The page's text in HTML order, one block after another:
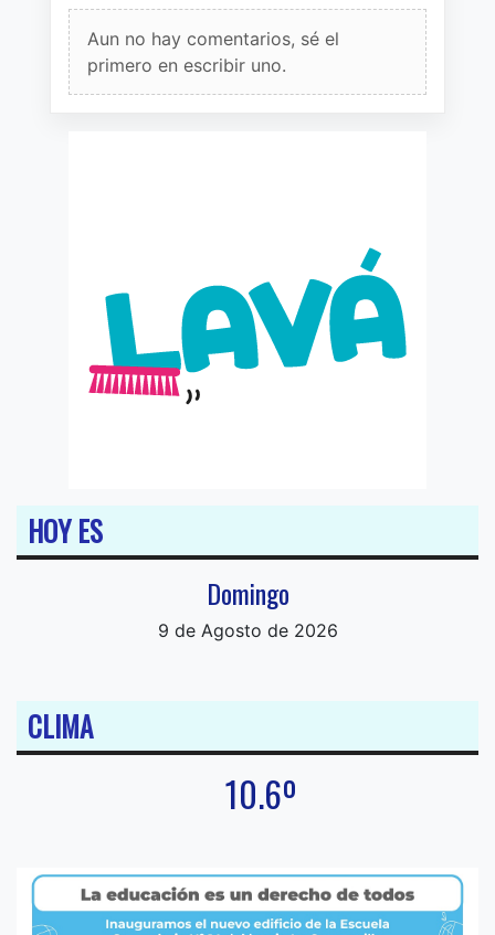
Aun no hay comentarios, sé el
primero en escribir uno.
HOY ES
Domingo
9 de Agosto de 2026
CLIMA
10.6º